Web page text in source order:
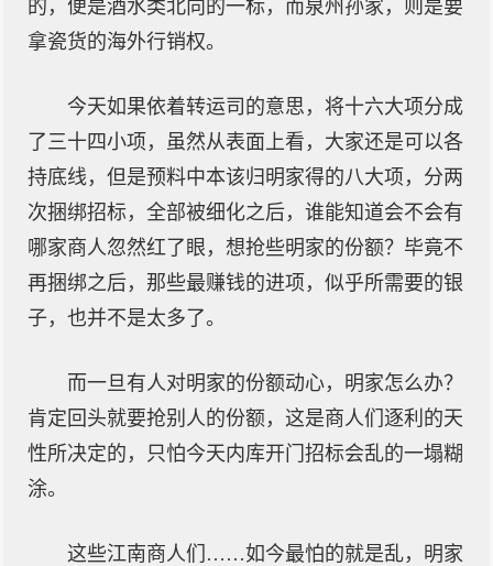
的，便是酒水类北向的一标，而泉州孙家，则是要
拿瓷货的海外行销权。
今天如果依着转运司的意思，将十六大项分成
了三十四小项，虽然从表面上看，大家还是可以各
持底线，但是预料中本该归明家得的八大项，分两
次捆绑招标，全部被细化之后，谁能知道会不会有
哪家商人忽然红了眼，想抢些明家的份额？毕竟不
再捆绑之后，那些最赚钱的进项，似乎所需要的银
子，也并不是太多了。
而一旦有人对明家的份额动心，明家怎么办？
肯定回头就要抢别人的份额，这是商人们逐利的天
性所决定的，只怕今天内库开门招标会乱的一塌糊
涂。
这些江南商人们……如今最怕的就是乱，明家